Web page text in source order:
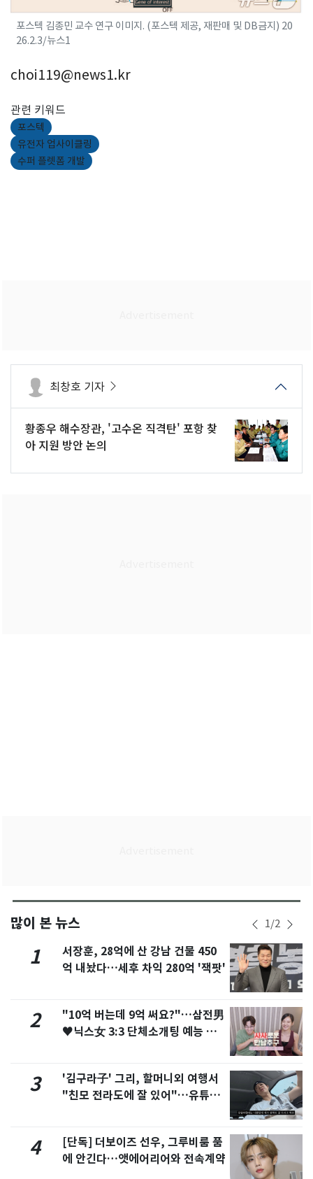
포스텍 김종민 교수 연구 이미지. (포스텍 제공, 재판매 및 DB금지) 20
26.2.3/뉴스1
choi119@news1.kr
관련 키워드
포스텍
유전자 업사이클링
수퍼 플렛폼 개발
최창호 기자
황종우 해수장관, '고수온 직격탄' 포항 찾
아 지원 방안 논의
많이 본 뉴스 1/2
1
서장훈, 28억에 산 강남 건물 450
억 내놨다…세후 차익 280억 '잭팟'
2
"10억 버는데 9억 써요?"…삼전男
♥닉스女 3:3 단체소개팅 예능 화
3
'김구라子' 그리, 할머니외 여행서
"친모 전라도에 잘 있어"…유튜브
4
[단독] 더보이즈 선우, 그루비룸 품
에 안긴다…앳에어리어와 전속계약